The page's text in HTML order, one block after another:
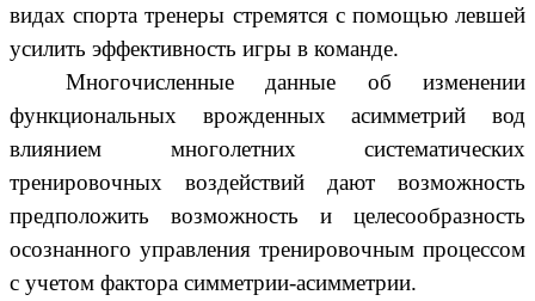
видах спорта тренеры стремятся с помощью левшей
усилить эффективность игры в команде.
Многочисленные данные об изменении
функциональных врожденных асимметрий вод
влиянием многолетних систематических
тренировочных воздействий дают возможность
предположить возможность и целесообразность
осознанного управления тренировочным процессом
с учетом фактора симметрии-асимметрии.